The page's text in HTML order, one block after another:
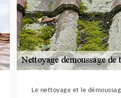
Le nettoyage et le